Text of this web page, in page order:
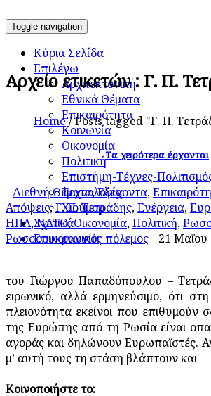
Toggle navigation
Κύρια Σελίδα
Επιλέγω
Αρχιτεκτονική
Εθνικά Θέματα
Επικαιρότητα
Κοινωνία
Οικονομία
Πολιτική
Επιστήμη-Τέχνες-
Τεχνολογία
Χιούμορ
Σχετικά
Επικοινωνία
Αρχείο ετικετών : Γ. Π.
Home/Posts tagged "Γ. Π.
Τα χειρότερα έρχονται
Διεθνή Θέματα,Εξέχοντα,
Απόψεις,Γ. Π. Τετράδης,Ενέργεια,
ΗΠΑ,ΝΑΤΟ,Οικονομία,Πολιτική,
Ρωσσοουκρανικός πόλεμος
21 Μαΐου
του Γιώργου Παπαδόπουλου –
ειρωνικό, αλλά ερμηνεύσιμο, ότι
πλειονότητα εκείνοι που επιθυμούν
της Ευρώπης από τη Ρωσία είναι
αγοράς και δηλώνουν Ευρωπαϊστές.
μ’ αυτή τους τη στάση βλάπτουν και
Κοινοποιήστε το: